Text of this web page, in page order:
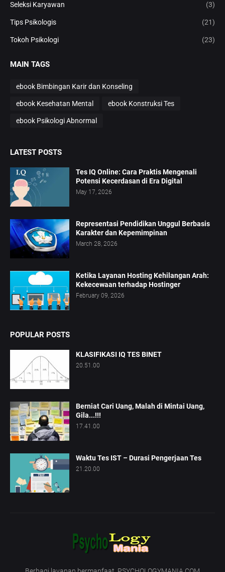
Seleksi Karyawan (3)
Tips Psikologis (21)
Tokoh Psikologi (23)
MAIN TAGS
ebook Bimbingan Karir dan Konseling
ebook Kesehatan Mental ebook Konstruksi Tes
ebook Psikologi Abnormal
LATEST POSTS
Tes IQ Online: Cara Praktis Mengenali
Potensi Kecerdasan di Era Digital
May 17, 2026
Representasi Pendidikan Unggul Berbasis
Karakter dan Kepemimpinan
March 28, 2026
Ketika Layanan Hosting Kehilangan Arah:
Kekecewaan terhadap Hostinger
February 09, 2026
POPULAR POSTS
KLASIFIKASI IQ TES BINET
20.51.00
Berniat Cari Uang, Malah di Mintai Uang,
Gila...!!!
17.41.00
Waktu Tes IST – Durasi Pengerjaan Tes
21.20.00